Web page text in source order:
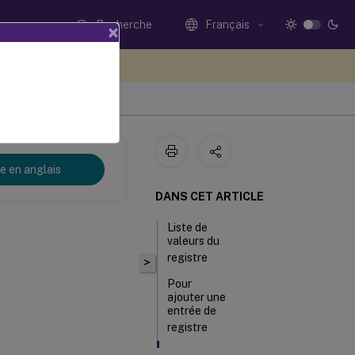
Recherche Français
en anglais
>
DANS CET ARTICLE
Liste de
valeurs du
registre
Pour
ajouter une
entrée de
registre
×